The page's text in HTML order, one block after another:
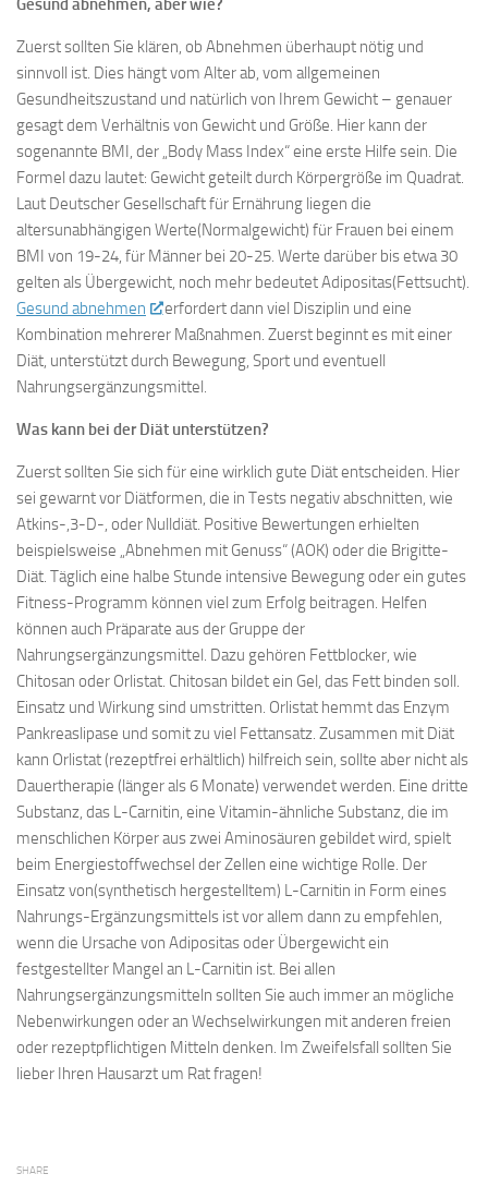
Gesund abnehmen, aber wie?
Zuerst sollten Sie klären, ob Abnehmen überhaupt nötig und
sinnvoll ist. Dies hängt vom Alter ab, vom allgemeinen
Gesundheitszustand und natürlich von Ihrem Gewicht – genauer
gesagt dem Verhältnis von Gewicht und Größe. Hier kann der
sogenannte BMI, der „Body Mass Index“ eine erste Hilfe sein. Die
Formel dazu lautet: Gewicht geteilt durch Körpergröße im Quadrat.
Laut Deutscher Gesellschaft für Ernährung liegen die
altersunabhängigen Werte(Normalgewicht) für Frauen bei einem
BMI von 19-24, für Männer bei 20-25. Werte darüber bis etwa 30
gelten als Übergewicht, noch mehr bedeutet Adipositas(Fettsucht).
Gesund abnehmen
erfordert dann viel Disziplin und eine
Kombination mehrerer Maßnahmen. Zuerst beginnt es mit einer
Diät, unterstützt durch Bewegung, Sport und eventuell
Nahrungsergänzungsmittel.
Was kann bei der Diät unterstützen?
Zuerst sollten Sie sich für eine wirklich gute Diät entscheiden. Hier
sei gewarnt vor Diätformen, die in Tests negativ abschnitten, wie
Atkins-,3-D-, oder Nulldiät. Positive Bewertungen erhielten
beispielsweise „Abnehmen mit Genuss“ (AOK) oder die Brigitte-
Diät. Täglich eine halbe Stunde intensive Bewegung oder ein gutes
Fitness-Programm können viel zum Erfolg beitragen. Helfen
können auch Präparate aus der Gruppe der
Nahrungsergänzungsmittel. Dazu gehören Fettblocker, wie
Chitosan oder Orlistat. Chitosan bildet ein Gel, das Fett binden soll.
Einsatz und Wirkung sind umstritten. Orlistat hemmt das Enzym
Pankreaslipase und somit zu viel Fettansatz. Zusammen mit Diät
kann Orlistat (rezeptfrei erhältlich) hilfreich sein, sollte aber nicht als
Dauertherapie (länger als 6 Monate) verwendet werden. Eine dritte
Substanz, das L-Carnitin, eine Vitamin-ähnliche Substanz, die im
menschlichen Körper aus zwei Aminosäuren gebildet wird, spielt
beim Energiestoffwechsel der Zellen eine wichtige Rolle. Der
Einsatz von(synthetisch hergestelltem) L-Carnitin in Form eines
Nahrungs-Ergänzungsmittels ist vor allem dann zu empfehlen,
wenn die Ursache von Adipositas oder Übergewicht ein
festgestellter Mangel an L-Carnitin ist. Bei allen
Nahrungsergänzungsmitteln sollten Sie auch immer an mögliche
Nebenwirkungen oder an Wechselwirkungen mit anderen freien
oder rezeptpflichtigen Mitteln denken. Im Zweifelsfall sollten Sie
lieber Ihren Hausarzt um Rat fragen!
SHARE